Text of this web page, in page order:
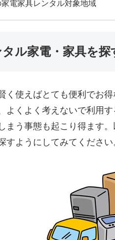
電家具レンタル対象地域
ル家電・家具を
く使えばとても便利でお
よくよく考えないで利用
まう事態も起こり得ます
すようにしてみてください